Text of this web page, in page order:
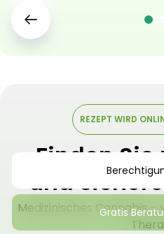
REZEPT WIRD
Finden
und
Medizinisches Cannabis
Gratis